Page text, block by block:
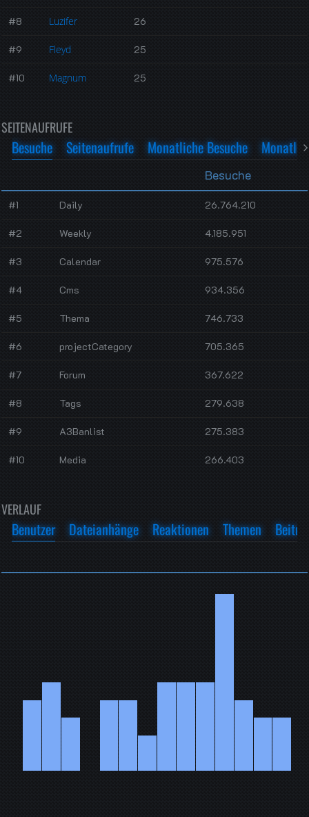
#8 Luzifer 26
#9 Fleyd 25
#10 Magnum 25
SEITENAUFRUFE
Besuche Seitenaufrufe Monatliche Besuche
Besuche
#1 Daily 26.764.210
#2 Weekly 4.185.951
#3 Calendar 975.576
#4 Cms 934.356
#5 Thema 746.733
#6 projectCategory 705.365
#7 Forum 367.622
#8 Tags 279.638
#9 A3Banlist 275.383
#10 Media 266.403
VERLAUF
Benutzer Dateianhänge Reaktionen Themen